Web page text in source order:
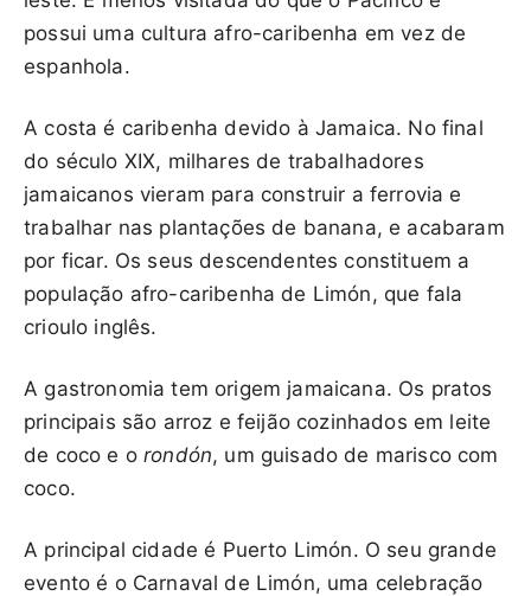
possui uma cultura afro-caribenha em vez de
espanhola.
A costa é caribenha devido à Jamaica. No final
do século XIX, milhares de trabalhadores
jamaicanos vieram para construir a ferrovia e
trabalhar nas plantações de banana, e acabaram
por ficar. Os seus descendentes constituem a
população afro-caribenha de Limón, que fala
crioulo inglês.
A gastronomia tem origem jamaicana. Os pratos
principais são arroz e feijão cozinhados em leite
de coco e orondón, um guisado de marisco com
coco.
A principal cidade é Puerto Limón. O seu grande
evento é o Carnaval de Limón, uma celebração